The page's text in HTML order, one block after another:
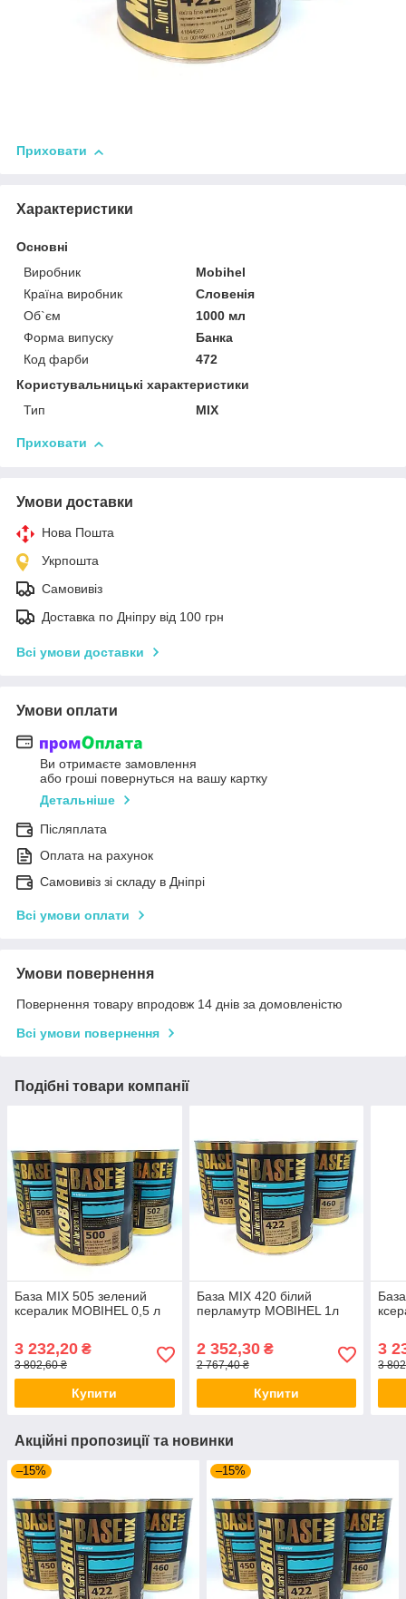
Приховати
Характеристики
Основні
Виробник
Mobihel
Країна виробник
Словенія
Об`єм
1000 мл
Форма випуску
Банка
Код фарби
472
Користувальницькі характеристики
Тип
MIX
Приховати
Умови доставки
Нова Пошта
Укрпошта
Самовивіз
Доставка по Дніпру від 100 грн
Всі умови доставки
Умови оплати
Ви отримаєте замовлення
або гроші повернуться на вашу картку
Детальніше
Післяплата
Оплата на рахунок
Самовивіз зі складу в Дніпрі
Всі умови оплати
Умови повернення
Повернення товару впродовж 14 днів за домовленістю
Всі умови повернення
Подібні товари компанії
База MIX 505 зелений
ксералик MOBIHEL 0,5 л
3 232,20 ₴
3 802,60 ₴
Купити
База MIX 420 білий
перламутр MOBIHEL 1л
2 352,30₴
2 767,40 ₴
Купити
3
3
Акційні пропозиції та новинки
–15% –15%